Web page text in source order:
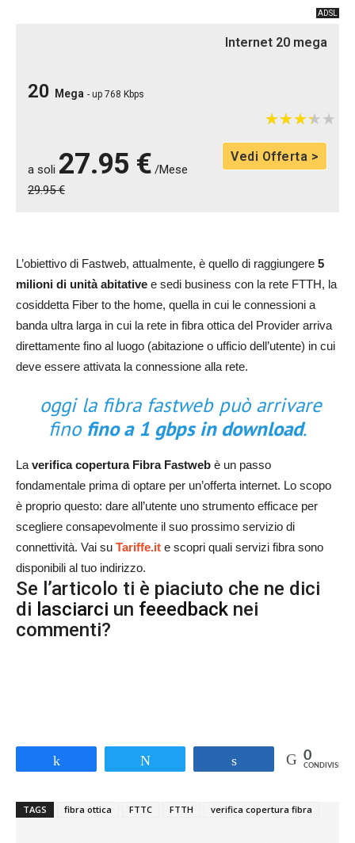
ADSL
Internet 20 mega
20 Mega - up 768 Kbps
★★★★★
★★★★★
a soli 27.95 € /Mese
29.95 €
Vedi Offerta >
L’obiettivo di Fastweb, attualmente, è quello di raggiungere 5
milioni di unità abitative e sedi business con la rete FTTH, la
cosiddetta Fiber to the home, quella in cui le connessioni a
banda ultra larga in cui la rete in fibra ottica del Provider arriva
direttamente fino al luogo (abitazione o ufficio dell’utente) in cui
deve essere attivata la connessione alla rete.
oggi la fibra fastweb può arrivare
fino fino a 1 gbps in download.
La verifica copertura Fibra Fastweb è un passo
fondamentale prima di optare per un’offerta internet. Lo scopo
è proprio questo: dare all’utente uno strumento efficace per
scegliere consapevolmente il suo prossimo servizio di
connettività. Vai su Tariffe.it e scopri quali servizi fibra sono
disponibili al tuo indirizzo.
Se l’articolo ti è piaciuto che ne dici
di lasciarci un feeedback nei
commenti?
0
CONDIVISIONI
TAGS fibra ottica FTTC FTTH verifica copertura fibra